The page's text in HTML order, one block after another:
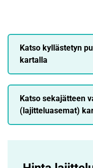
Katso kyllästetyn
kartalla
Katso sekajätteen
(lajitteluasemat)